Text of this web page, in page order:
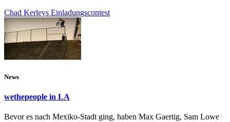
Chad Kerleys Einladungscontest
News
wethepeople in LA
Bevor es nach Mexiko-Stadt ging, haben Max Gaertig, Sam Lowe